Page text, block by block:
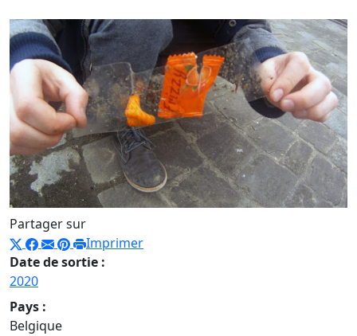
Partager sur
Imprimer
Date de sortie :
2020
Pays :
Belgique